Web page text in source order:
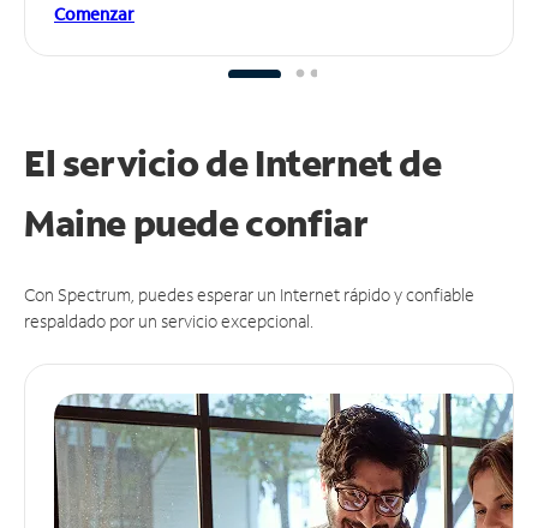
Comenzar
El servicio de Internet de
Maine puedeconfiar
Con Spectrum, puedes esperar un Internet rápido y confiable
respaldado por un servicio excepcional.